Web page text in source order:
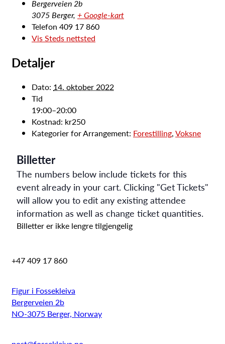
Bergerveien 2b
3075 Berger, + Google-kart
Telefon 409 17 860
Vis Steds nettsted
Detaljer
Dato: 14. oktober 2022
Tid
19:00–20:00
Kostnad: kr250
Kategorier for Arrangement: Forestilling,Voksne
Billetter
The numbers below include tickets for this
event already in your cart. Clicking "Get Tickets"
will allow you to edit any existing attendee
information as well as change ticket quantities.
Billetter er ikke lengre tilgjengelig
+47 409 17 860
Figur i Fossekleiva
Bergerveien 2b
NO-3075 Berger, Norway